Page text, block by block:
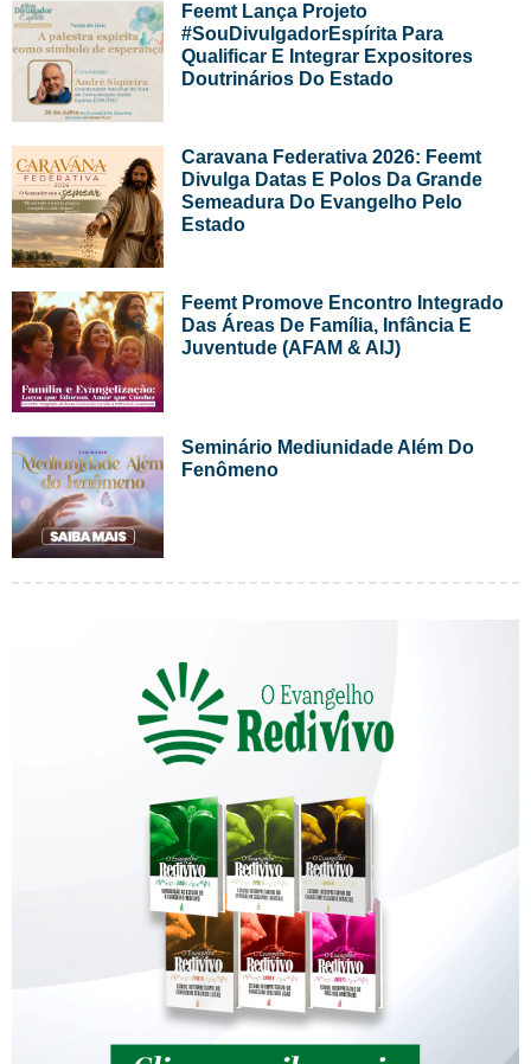
Feemt Lança Projeto
#SouDivulgadorEspírita Para
Qualificar E Integrar Expositores
Doutrinários Do Estado
Caravana Federativa 2026: Feemt
Divulga Datas E Polos Da Grande
Semeadura Do Evangelho Pelo
Estado
Feemt Promove Encontro Integrado
Das Áreas De Família, Infância E
Juventude (AFAM & AIJ)
Seminário Mediunidade Além Do
Fenômeno